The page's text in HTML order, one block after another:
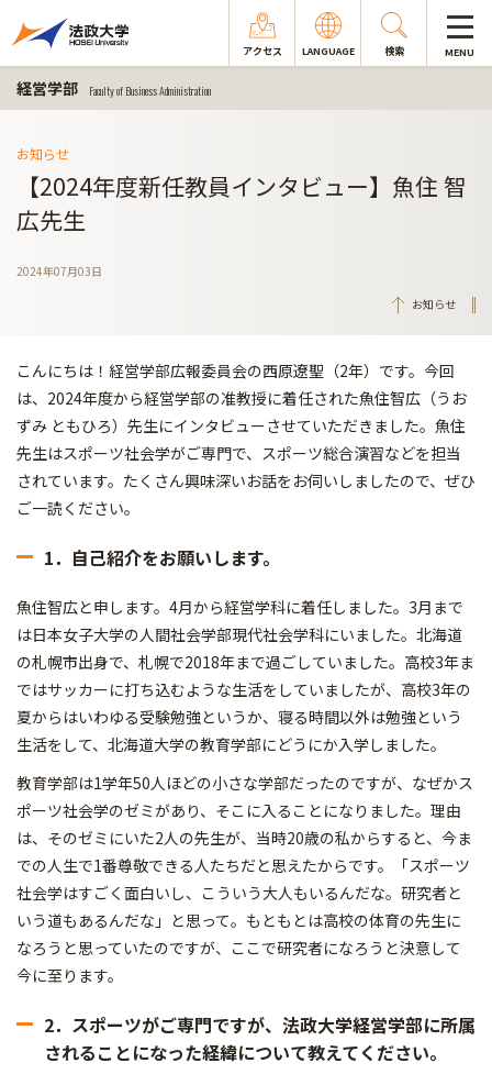
アクセス LANGUAGE 検索 MENU
経営学部 Faculty of Business Administration
お知らせ
【2024年度新任教員インタビュー】魚住 智
広先生
2024年07月03日
お知らせ
こんにちは！経営学部広報委員会の西原遼聖（2年）です。今回
は、2024年度から経営学部の准教授に着任された魚住智広（うお
ずみ ともひろ）先生にインタビューさせていただきました。魚住
先生はスポーツ社会学がご専門で、スポーツ総合演習などを担当
されています。たくさん興味深いお話をお伺いしましたので、ぜひ
ご一読ください。
1．自己紹介をお願いします。
魚住智広と申します。4月から経営学科に着任しました。3月まで
は日本女子大学の人間社会学部現代社会学科にいました。北海道
の札幌市出身で、札幌で2018年まで過ごしていました。高校3年ま
ではサッカーに打ち込むような生活をしていましたが、高校3年の
夏からはいわゆる受験勉強というか、寝る時間以外は勉強という
生活をして、北海道大学の教育学部にどうにか入学しました。
教育学部は1学年50人ほどの小さな学部だったのですが、なぜかス
ポーツ社会学のゼミがあり、そこに入ることになりました。理由
は、そのゼミにいた2人の先生が、当時20歳の私からすると、今ま
での人生で1番尊敬できる人たちだと思えたからです。「スポーツ
社会学はすごく面白いし、こういう大人もいるんだな。研究者と
いう道もあるんだな」と思って。もともとは高校の体育の先生に
なろうと思っていたのですが、ここで研究者になろうと決意して
今に至ります。
2．スポーツがご専門ですが、法政大学経営学部に所属
されることになった経緯について教えてください。